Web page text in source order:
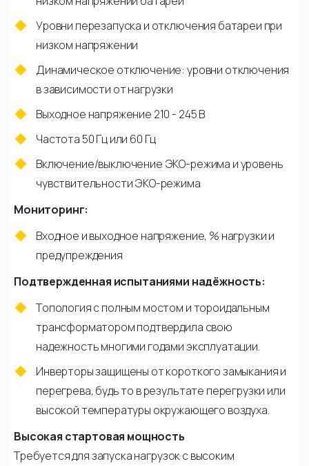
Уровни перезапуска и отключения батареи при
низком напряжении
Динамическое отключение: уровни отключения
в зависимости от нагрузки
Выходное напряжение 210 - 245 В
Частота 50 Гц или 60 Гц
Включение/выключение ЭКО-режима и уровень
чувствительности ЭКО-режима
Мониторинг:
Входное и выходное напряжение, % нагрузки и
предупреждения
Подтвержденная испытаниями надёжность:
Топология с полным мостом и тороидальным
трансформатором подтвердила свою
надежность многими годами эксплуатации.
Инверторы защищены от короткого замыкания и
перегрева, будь то в результате перегрузки или
высокой температуры окружающего воздуха.
Высокая стартовая мощность
Требуется для запуска нагрузок с высоким